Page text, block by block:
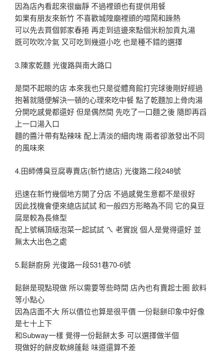
因為店內看起來很幽靜 不過裡頭也有提供用餐
如果有朋友來新竹 不喜歡城隍廟裡頭的喧鬧和躁熱
可以先去買個郭家春捲 再走到這邊來點個米粉加貢丸湯
既可吹吹冷氣 又可吃到幾道小吃 也是種不錯的選擇
3.陳家乾麵 光復路與南大路口
是間不起眼的店 本來我也只是從體育館打完球後剛好經過
抱著就隨便解決一頓的心理來吃中餐 點了乾麵加上骨肉湯
分開吃感覺都還好 但是偶然間 先吃了一口麵之後 隨即再舀
上一口湯入口
麵的醬汁帶有點辣味 配上清淡的細肉塊 兩者卻激發出不同
的風味來
4.田師傅臭豆腐專賣店(新竹總店) 光復路二段248號
迅速在新竹幾個地方開了分店 不過感覺生意都不是很好
因此找機會便來總店試試 和一般四方形略為不同 它的臭豆
腐是較為長條型
配上號稱頂級泡菜一起試試 ㄟ 老實說 個人是覺得還好 並
無太大出色之處
5.鬆餅廚房 光復路一段531巷70-6號
鬆餅是現點現做 所以需要等些時間 店內也有賣起士圈 飲料
等小點心
因為店面不大 所以價位也算是很平價 一份鬆餅印象中好像
是七十上下
和Subway一樣 覺得一份鬆餅太多 可以選擇做半個
現做好的餅皮軟綿蓬鬆 味道還算不差